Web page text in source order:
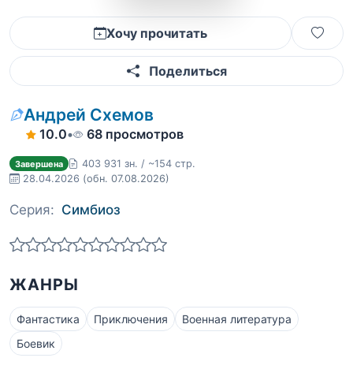
Хочу прочитать
Поделиться
Андрей Схемов
10.0• 68 просмотров
Завершена
403 931 зн. / ~154 стр.
28.04.2026 (обн. 07.08.2026)
Серия: Симбиоз
ЖАНРЫ
Фантастика Приключения
Военная литература
Боевик